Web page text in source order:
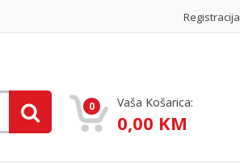
Registracija
0 Vaša Košarica:
0,00 KM